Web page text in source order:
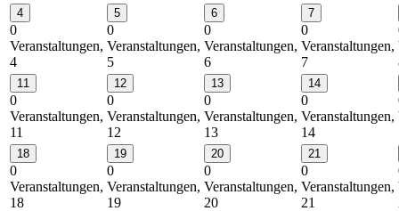
4
0
Veranstaltungen,
4
5
0
Veranstaltungen,
5
6
0
Veranstaltungen,
6
7
0
Veranstaltungen,
7
11
0
Veranstaltungen,
11
12
0
Veranstaltungen,
12
13
0
Veranstaltungen,
13
14
0
Veranstaltungen,
14
18
0
Veranstaltungen,
18
19
0
Veranstaltungen,
19
20
0
Veranstaltungen,
20
21
0
Veranstaltungen,
21